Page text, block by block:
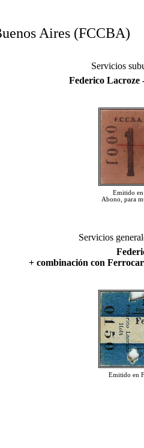
Aires (FCCBA)
Servicios
Federico Lacroze
Emitido
Abono, para
Servicios
+ combinación con
Emitido en